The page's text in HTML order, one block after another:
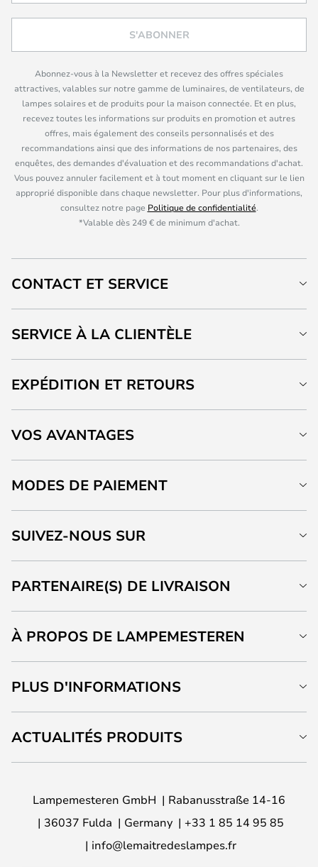
S'ABONNER
Abonnez-vous à la Newsletter et recevez des offres spéciales
attractives, valables sur notre gamme de luminaires, de ventilateurs, de
lampes solaires et de produits pour la maison connectée. Et en plus,
recevez toutes les informations sur produits en promotion et autres
offres, mais également des conseils personnalisés et des
recommandations ainsi que des informations de nos partenaires, des
enquêtes, des demandes d'évaluation et des recommandations d'achat.
Vous pouvez annuler facilement et à tout moment en cliquant sur le lien
approprié disponible dans chaque newsletter. Pour plus d'informations,
consultez notre page Politique de confidentialité.
*Valable dès 249 € de minimum d'achat.
CONTACT ET SERVICE
SERVICE À LA CLIENTÈLE
EXPÉDITION ET RETOURS
VOS AVANTAGES
MODES DE PAIEMENT
SUIVEZ-NOUS SUR
PARTENAIRE(S) DE LIVRAISON
À PROPOS DE LAMPEMESTEREN
PLUS D'INFORMATIONS
ACTUALITÉS PRODUITS
Lampemesteren GmbH
Rabanusstraße 14-16
36037 Fulda
Germany
+33 1 85 14 95 85
info@lemaitredeslampes.fr